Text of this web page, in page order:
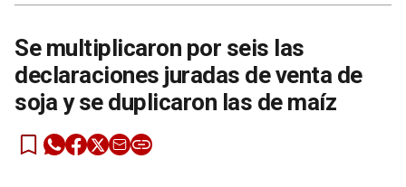
Se multiplicaron por seis las
declaraciones juradas de venta de
soja y se duplicaron las de maíz